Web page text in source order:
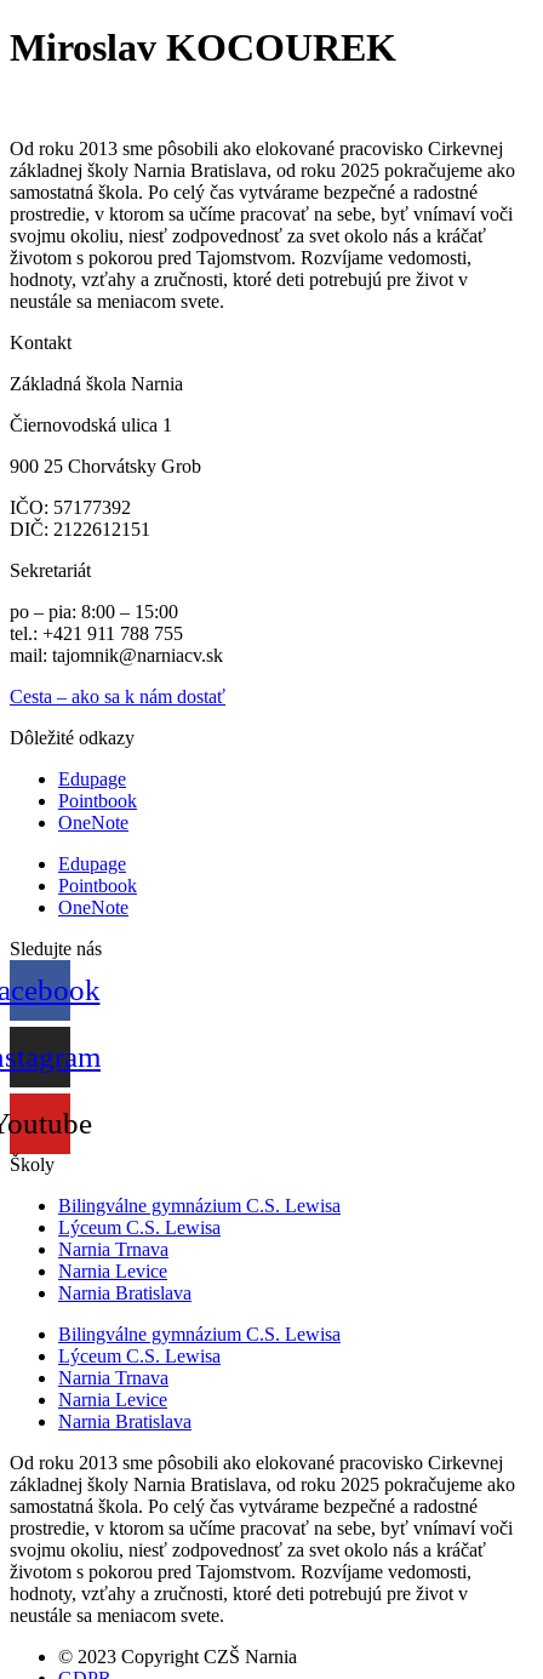
Miroslav KOCOUREK
Od roku 2013 sme pôsobili ako elokované pracovisko Cirkevnej
základnej školy Narnia Bratislava, od roku 2025 pokračujeme ako
samostatná škola. Po celý čas vytvárame bezpečné a radostné
prostredie, v ktorom sa učíme pracovať na sebe, byť vnímaví voči
svojmu okoliu, niesť zodpovednosť za svet okolo nás a kráčať
životom s pokorou pred Tajomstvom. Rozvíjame vedomosti,
hodnoty, vzťahy a zručnosti, ktoré deti potrebujú pre život v
neustále sa meniacom svete.
Kontakt
Základná škola Narnia
Čiernovodská ulica 1
900 25 Chorvátsky Grob
IČO: 57177392
DIČ: 2122612151
Sekretariát
po – pia: 8:00 – 15:00
tel.: +421 911 788 755
mail: tajomnik@narniacv.sk
Cesta – ako sa k nám dostať
Dôležité odkazy
Edupage
Pointbook
OneNote
Edupage
Pointbook
OneNote
Sledujte nás
Školy
Bilingválne gymnázium C.S. Lewisa
Lýceum C.S. Lewisa
Narnia Trnava
Narnia Levice
Narnia Bratislava
Bilingválne gymnázium C.S. Lewisa
Lýceum C.S. Lewisa
Narnia Trnava
Narnia Levice
Narnia Bratislava
Od roku 2013 sme pôsobili ako elokované pracovisko Cirkevnej
základnej školy Narnia Bratislava, od roku 2025 pokračujeme ako
samostatná škola. Po celý čas vytvárame bezpečné a radostné
prostredie, v ktorom sa učíme pracovať na sebe, byť vnímaví voči
svojmu okoliu, niesť zodpovednosť za svet okolo nás a kráčať
životom s pokorou pred Tajomstvom. Rozvíjame vedomosti,
hodnoty, vzťahy a zručnosti, ktoré deti potrebujú pre život v
neustále sa meniacom svete.
© 2023 Copyright CZŠ Narnia